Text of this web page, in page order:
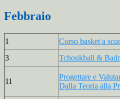
Febbraio
1
Corso basket a
3
Tchoukball &
11
Progettare e
Dalla Teoria alla